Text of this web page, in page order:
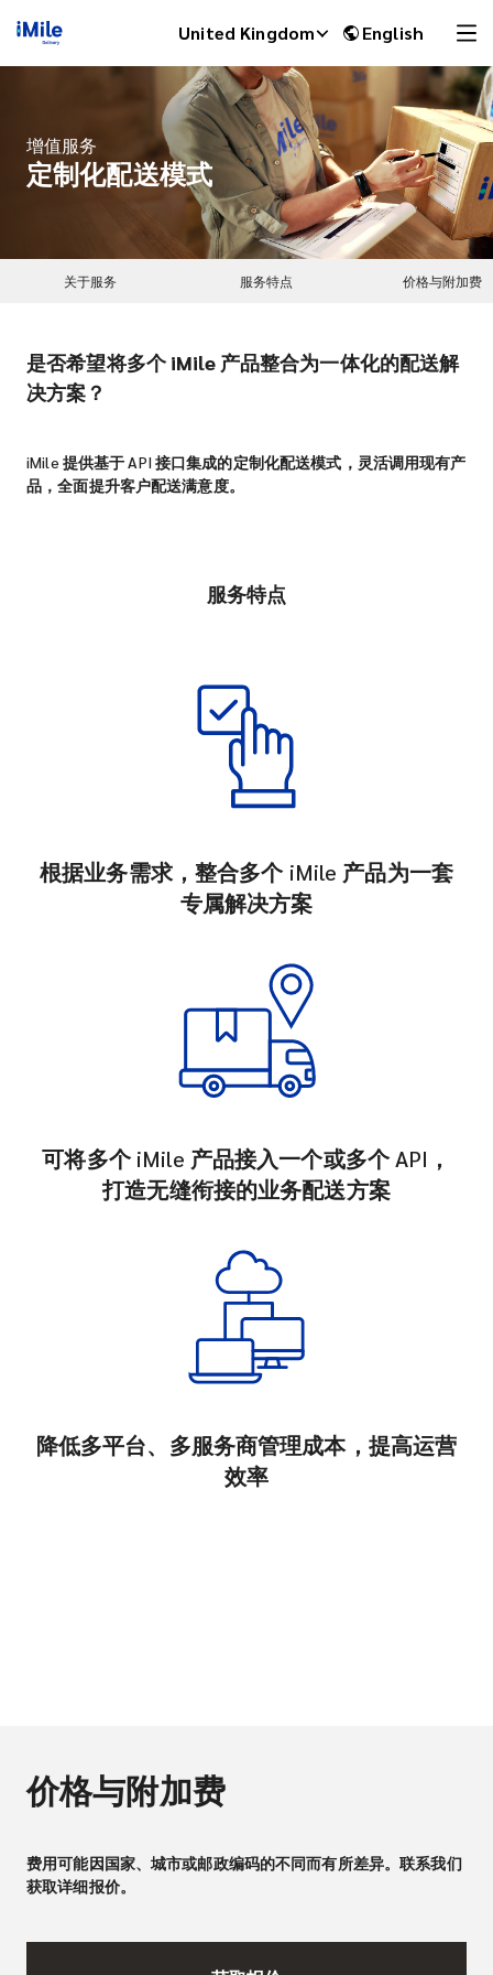
United Kingdom English
增值服务
定制化配送模式
关于服务 服务特点 价格与附加费
是否希望将多个 iMile 产品整合为一体化的配送解
决方案？
iMile 提供基于 API 接口集成的定制化配送模式，灵活调用现有产
品，全面提升客户配送满意度。
服务特点
根据业务需求，整合多个 iMile 产品为一套
专属解决方案
可将多个 iMile 产品接入一个或多个 API，
打造无缝衔接的业务配送方案
降低多平台、多服务商管理成本，提高运营
效率
价格与附加费
费用可能因国家、城市或邮政编码的不同而有所差异。联系我们
获取详细报价。
iMile Chat